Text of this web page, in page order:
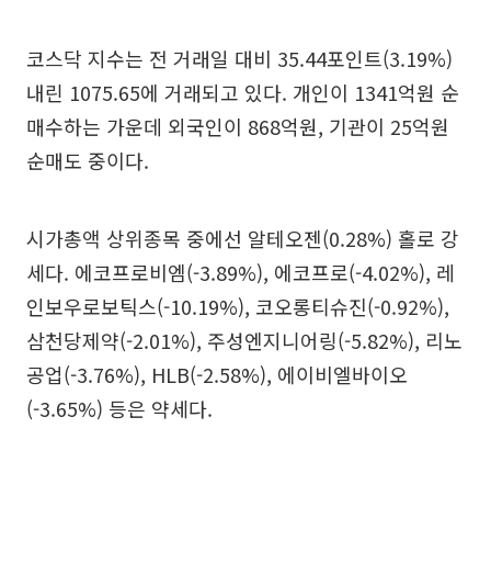
코스닥 지수는 전 거래일 대비 35.44포인트(3.19%)
내린 1075.65에 거래되고 있다. 개인이 1341억원 순
매수하는 가운데 외국인이 868억원, 기관이 25억원
순매도 중이다.
시가총액 상위종목 중에선 알테오젠(0.28%) 홀로 강
세다. 에코프로비엠(-3.89%), 에코프로(-4.02%), 레
인보우로보틱스(-10.19%), 코오롱티슈진(-0.92%),
삼천당제약(-2.01%), 주성엔지니어링(-5.82%), 리노
공업(-3.76%), HLB(-2.58%), 에이비엘바이오
(-3.65%) 등은 약세다.